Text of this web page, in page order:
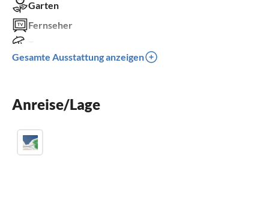
Garten
Fernseher
Spülmaschine
Kinderbett
Gesamte Ausstattung anzeigen
Anreise/Lage